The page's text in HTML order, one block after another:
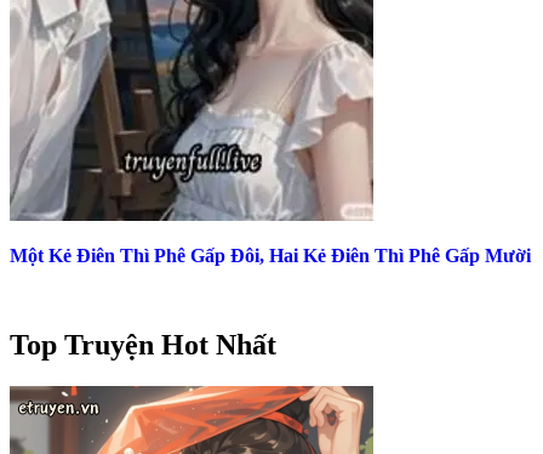
Một Kẻ Điên Thì Phê Gấp Đôi, Hai Kẻ Điên Thì Phê Gấp Mười
Top Truyện Hot Nhất